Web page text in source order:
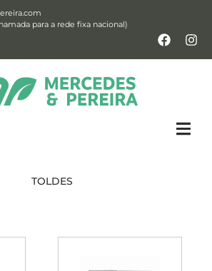
para a rede fixa nacional)
TOLDES